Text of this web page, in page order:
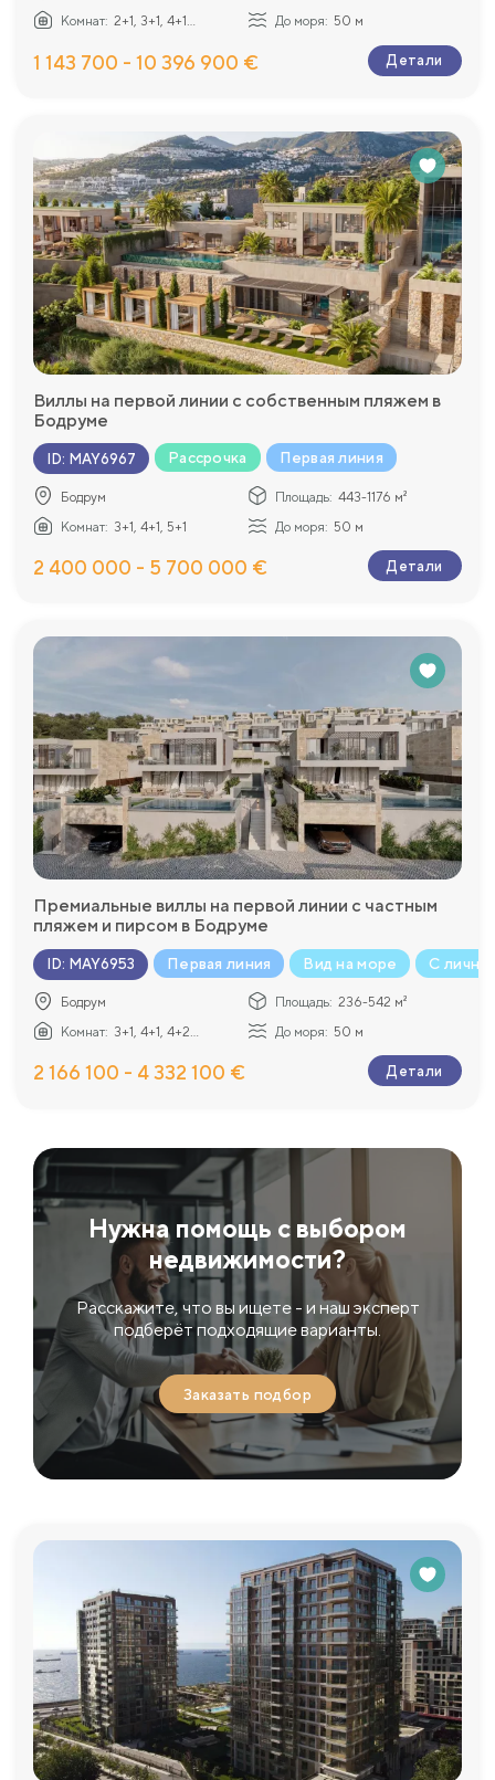
Комнат: 2+1, 3+1, 4+1... До моря: 50 м
1 143 700 - 10 396 900 € Детали
Виллы на первой линии с собственным пляжем в
Бодруме
ID: MAY6967 Рассрочка Первая линия
Бодрум Площадь: 443-1176 м²
Комнат: 3+1, 4+1, 5+1 До моря: 50 м
2 400 000 - 5 700 000 € Детали
Премиальные виллы на первой линии с частным
пляжем и пирсом в Бодруме
ID: MAY6953 Первая линия Вид на море С
Бодрум Площадь: 236-542 м²
Комнат: 3+1, 4+1, 4+2... До моря: 50 м
2 166 100 - 4 332 100 € Детали
Нужна помощь с выбором
недвижимости?
Расскажите, что вы ищете - и наш эксперт
подберёт подходящие варианты.
Заказать подбор